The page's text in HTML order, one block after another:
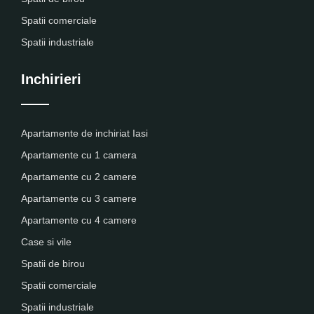
Spatii comerciale
Spatii industriale
Inchirieri
Apartamente de inchiriat Iasi
Apartamente cu 1 camera
Apartamente cu 2 camere
Apartamente cu 3 camere
Apartamente cu 4 camere
Case si vile
Spatii de birou
Spatii comerciale
Spatii industriale